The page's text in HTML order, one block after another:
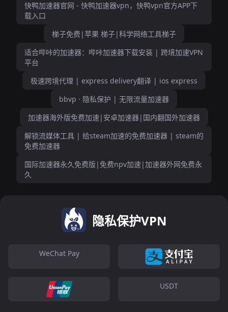
快鸭加速器官网 - 快鸭加速器vpn，快鸭vpn官方APP下
载入口
梯子免费|苹果 梯子|科学网络工具梯子
适合哔咔的加速器：哔咔加速器下载安装 | 跨境加速VPN
平台
极速跨境代理 | express delivery翻译 | ios express
bbvp · 隐私保护 | 无限流量加速器
加速器海外版免费加速|安卓加速器|国内翻国外加速器
解锁流媒体工具 | 给steam加速的免费加速器 | steam的
免费加速器
国际加速器永久免费版|免费npv加速|加速器外网免费永
久
隐私保护VPN
WeChat Pay
USDT